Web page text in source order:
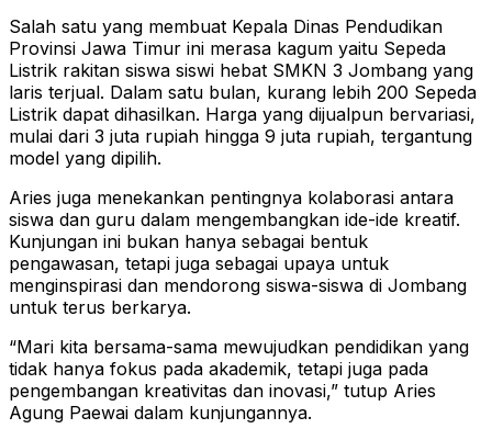
Salah satu yang membuat Kepala Dinas Pendudikan
Provinsi Jawa Timur ini merasa kagum yaitu Sepeda
Listrik rakitan siswa siswi hebat SMKN 3 Jombang yang
laris terjual. Dalam satu bulan, kurang lebih 200 Sepeda
Listrik dapat dihasilkan. Harga yang dijualpun bervariasi,
mulai dari 3 juta rupiah hingga 9 juta rupiah, tergantung
model yang dipilih.
Aries juga menekankan pentingnya kolaborasi antara
siswa dan guru dalam mengembangkan ide-ide kreatif.
Kunjungan ini bukan hanya sebagai bentuk
pengawasan, tetapi juga sebagai upaya untuk
menginspirasi dan mendorong siswa-siswa di Jombang
untuk terus berkarya.
“Mari kita bersama-sama mewujudkan pendidikan yang
tidak hanya fokus pada akademik, tetapi juga pada
pengembangan kreativitas dan inovasi,” tutup Aries
Agung Paewai dalam kunjungannya.